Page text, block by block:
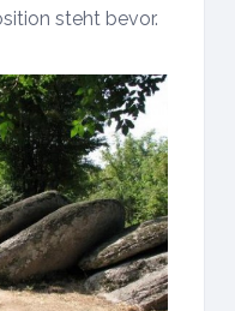
steht bevor.